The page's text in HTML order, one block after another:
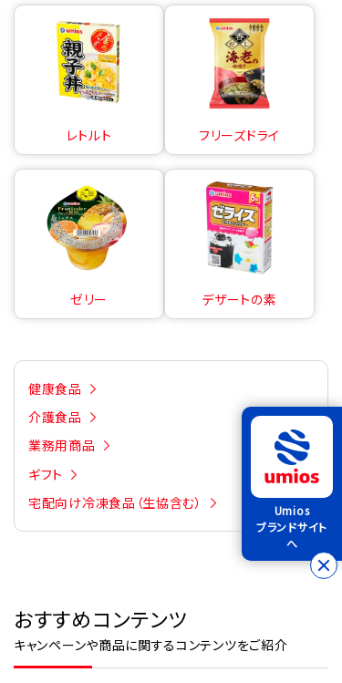
レトルト フリーズドライ
ゼリー デザートの素
健康食品
介護食品
業務用商品
ギフト
宅配向け冷凍食品（生協含む）
おすすめコンテンツ
キャンペーンや商品に関するコンテンツをご紹介
Umios
ブランドサイト
へ